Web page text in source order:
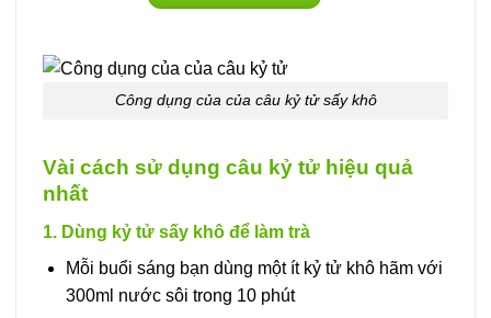
Công dụng của của câu kỷ tử sấy khô
Vài cách sử dụng câu kỷ tử hiệu quả
nhất
1. Dùng kỷ tử sấy khô để làm trà
Mỗi buổi sáng bạn dùng một ít kỷ tử khô hãm với
300ml nước sôi trong 10 phút